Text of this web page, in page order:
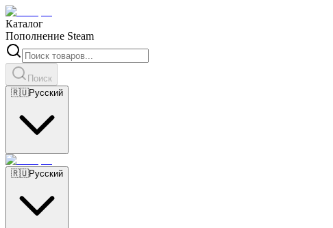
Каталог
Пополнение Steam
Поиск
🇷🇺Русский
🇷🇺Русский